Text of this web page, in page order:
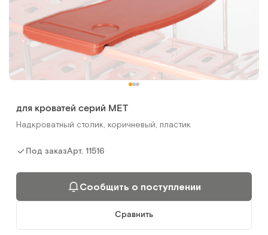
для кроватей серий MET
Надкроватный столик, коричневый, пластик
Под заказАрт. 11516
Сообщить о поступлении
Сравнить